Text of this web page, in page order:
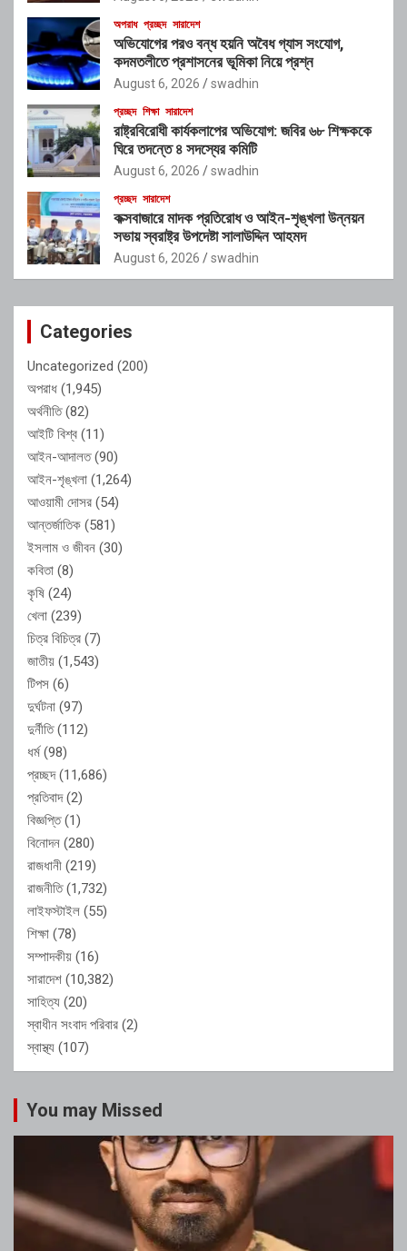
অপরাধ প্রচ্ছদ সারাদেশ
অভিযোগের পরও বন্ধ হয়নি অবৈধ গ্যাস সংযোগ,
কদমতলীতে প্রশাসনের ভূমিকা নিয়ে প্রশ্ন
August 6, 2026 swadhin
প্রচ্ছদ শিক্ষা সারাদেশ
রাষ্ট্রবিরোধী কার্যকলাপের অভিযোগ: জবির ৬৮ শিক্ষককে
ঘিরে তদন্তে ৪ সদস্যের কমিটি
August 6, 2026 swadhin
প্রচ্ছদ সারাদেশ
কক্সবাজারে মাদক প্রতিরোধ ও আইন-শৃঙ্খলা উন্নয়ন
সভায় স্বরাষ্ট্র উপদেষ্টা সালাউদ্দিন আহমদ
August 6, 2026 swadhin
Categories
Uncategorized (200)
অপরাধ (1,945)
অর্থনীতি(82)
আইটি বিশ্ব (11)
আইন-আদালত(90)
আইন-শৃঙ্খলা (1,264)
আওয়ামী দোসর (54)
আন্তর্জাতিক (581)
ইসলাম ও জীবন (30)
কবিতা (8)
কৃষি (24)
খেলা (239)
চিত্র বিচিত্র (7)
জাতীয় (1,543)
টিপস (6)
দুর্ঘটনা (97)
দুর্নীতি(112)
ধর্ম(98)
প্রচ্ছদ(11,686)
প্রতিবাদ(2)
বিজ্ঞপ্তি(1)
বিনোদন (280)
রাজধানী (219)
রাজনীতি(1,732)
লাইফস্টাইল (55)
শিক্ষা (78)
সম্পাদকীয় (16)
সারাদেশ (10,382)
সাহিত্য (20)
স্বাধীন সংবাদ পরিবার (2)
স্বাস্থ্য (107)
You may Missed